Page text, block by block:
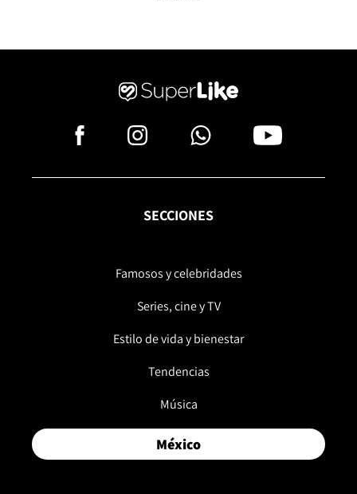
SECCIONES
Famosos y celebridades
Series, cine y TV
Estilo de vida y bienestar
Tendencias
Música
México